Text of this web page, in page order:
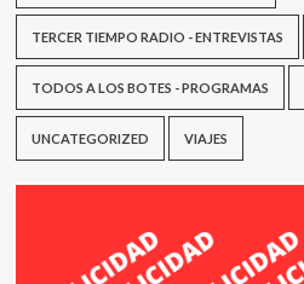
TERCER TIEMPO RADIO - ENTREVISTAS
TODOS A LOS BOTES - PROGRAMAS
UNCATEGORIZED VIAJES